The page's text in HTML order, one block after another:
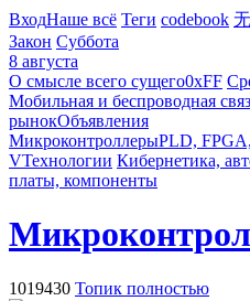
ВходНаше всё Теги codebook
Закон Суббота
8 августа
О смысле всего сущего0xFF
Мобильная и беспроводная
рынокОбъявления
МикроконтроллерыPLD,
VТехнологии Кибернетика,
платы, компоненты
1019430 Топик полностью